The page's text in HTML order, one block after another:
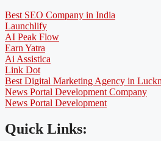
Best SEO Company in India
Launchlify
AI Peak Flow
Earn Yatra
Ai Assistica
Link Dot
Best Digital Marketing Agency in
News Portal Development Company
News Portal Development
Quick Links: